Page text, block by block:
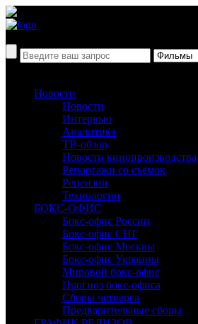
Новости
Новости
Интервью
Аналитика
ТВ-обзор
Новости кинопроизводства
Репортажи со съёмок
Рецензии
Технологии
БОКС-ОФИС
Бокс-офис России
Бокс-офис СНГ
Бокс-офис Москвы
Бокс-офис Украины
Мировой бокс-офис
Прогноз бокс-офиса
Сборы четверга
Предварительные сборы